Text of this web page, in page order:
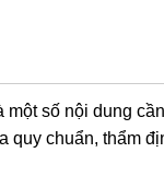
một số nội dung
chuẩn, thẩm